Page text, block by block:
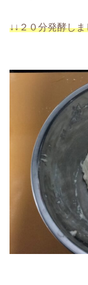
↓↓２０分発酵し